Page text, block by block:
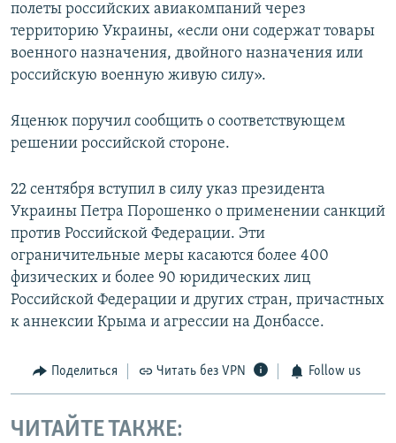
полеты российских авиакомпаний через
территорию Украины, «если они содержат товары
военного назначения, двойного назначения или
российскую военную живую силу».
Яценюк поручил сообщить о соответствующем
решении российской стороне.
22 сентября вступил в силу указ президента
Украины Петра Порошенко о применении санкций
против Российской Федерации. Эти
ограничительные меры касаются более 400
физических и более 90 юридических лиц
Российской Федерации и других стран, причастных
к аннексии Крыма и агрессии на Донбассе.
Поделиться Читать без VPN Follow us
ЧИТАЙТЕ ТАКЖЕ: